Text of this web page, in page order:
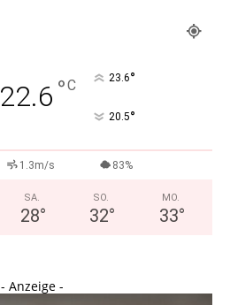
22.6 °C 23.6°
20.5°
1.3m/s 83%
SA.
28°
SO.
32°
MO.
33°
- Anzeige -